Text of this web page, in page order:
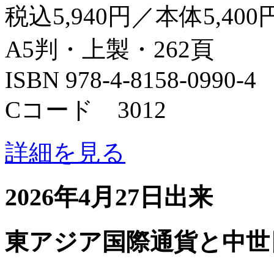
税込5,940円／本体5,400
A5判・上製・262頁
ISBN 978-4-8158-0990-4
Cコード 3012
詳細を見る
2026年4月27日出来
東アジア国際通貨と中